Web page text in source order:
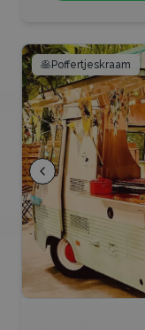
🥞Poffertjeskraam